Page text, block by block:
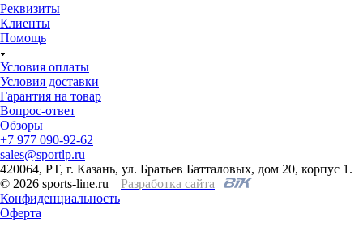
Реквизиты
Клиенты
Помощь
Условия оплаты
Условия доставки
Гарантия на товар
Вопрос-ответ
Обзоры
+7 977 090-92-62
sales@sportlp.ru
420064, PT, г. Казань, ул. Братьев Батталовых, дом 20, корпус 1.
© 2026 sports-line.ru
Разработка сайта
Конфиденциальность
Оферта